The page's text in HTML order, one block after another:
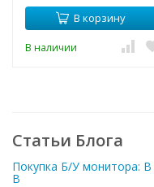
В корзину
В наличии
Статьи Блога
Покупка Б/У монитора: В
B